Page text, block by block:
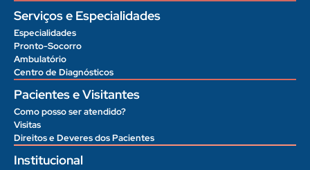
Serviços e Especialidades
Especialidades
Pronto-Socorro
Ambulatório
Centro de Diagnósticos
Pacientes e Visitantes
Como posso ser atendido?
Visitas
Direitos e Deveres dos Pacientes
Institucional